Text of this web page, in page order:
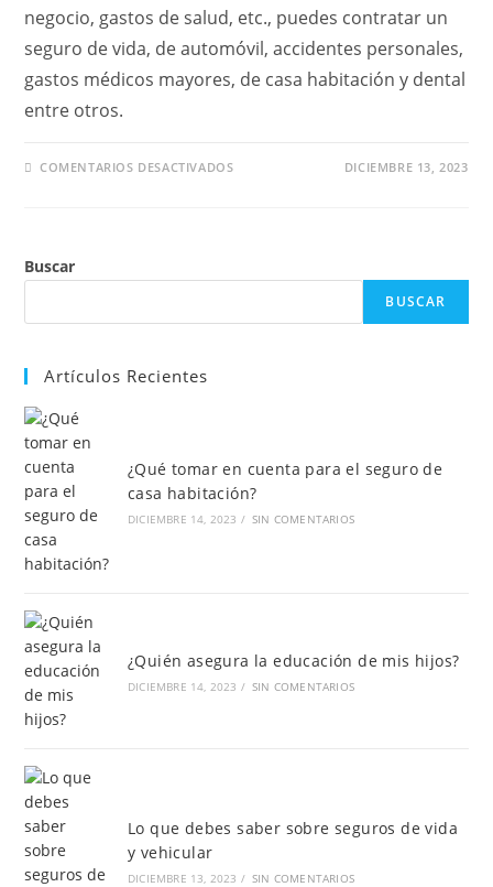
negocio, gastos de salud, etc., puedes contratar un
seguro de vida, de automóvil, accidentes personales,
gastos médicos mayores, de casa habitación y dental
entre otros.
COMENTARIOS DESACTIVADOSEN
VIDA
DICIEMBRE 13, 2023
Buscar
BUSCAR
Artículos Recientes
¿Qué tomar en cuenta para el seguro de
casa habitación?
DICIEMBRE 14, 2023 / SIN COMENTARIOS
¿Quién asegura la educación de mis hijos?
DICIEMBRE 14, 2023 / SIN COMENTARIOS
Lo que debes saber sobre seguros de vida
y vehicular
DICIEMBRE 13, 2023 / SIN COMENTARIOS